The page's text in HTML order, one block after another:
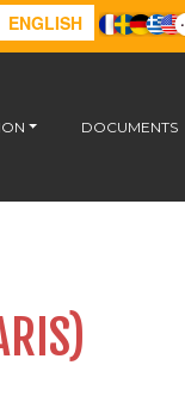
ENGLISH
DOCUMENTS